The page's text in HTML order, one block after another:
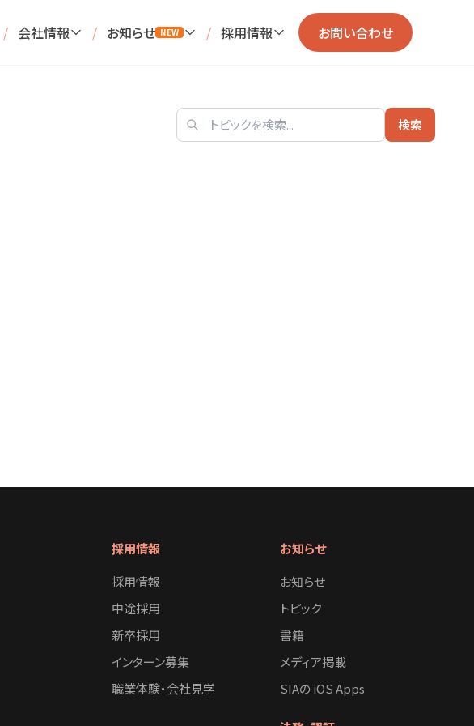
/ 会社情報 / お知らせ NEW / 採用情報 お問い合わせ
検索
採用情報
採用情報
中途採用
新卒採用
インターン募集
職業体験・会社見学
お知らせ
お知らせ
トピック
書籍
メディア掲載
SIAの iOS Apps